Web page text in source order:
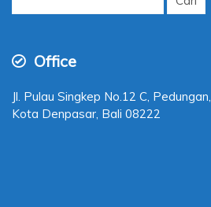
Office
Jl. Pulau Singkep No.12 C,
Kota Denpasar, Bali 08222